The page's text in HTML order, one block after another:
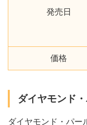
発売日
価格
ダイヤモンド
ダイヤモンド・パー